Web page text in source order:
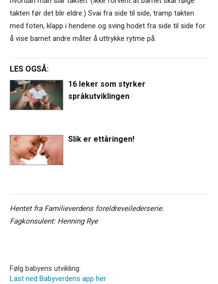
takten før det blir eldre.) Svai fra side til side, tramp takten
med foten, klapp i hendene og sving hodet fra side til side for
å vise barnet andre måter å uttrykke rytme på.
LES OGSÅ:
16 leker som styrker
språkutviklingen
Slik er ettåringen!
Hentet fra Familieverdens foreldreveilederserie.
Fagkonsulent: Henning Rye
Følg babyens utvikling:
Last ned Babyverdens app her